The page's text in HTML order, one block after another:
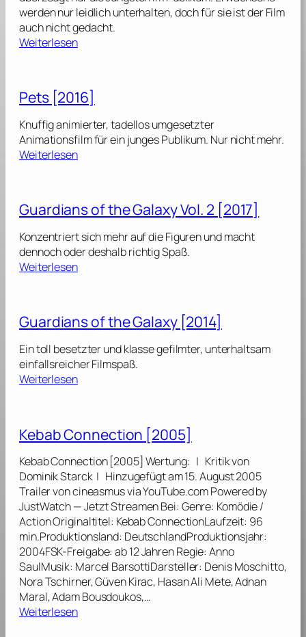
n
s
o
f
e
G
a
l
a
o
l
.
3
0
3
]
werden nur leidlich unterhalten, doch für sie ist der Film
auch nicht gedacht.
Weiterlesen:
s
2
[
2
9
]
Pets [2016]
Knuffig animierter, tadellos umgesetzter
Animationsfilm für ein junges Publikum. Nur nicht mehr.
Weiterlesen:
s
[
2
0
1
Guardians of the Galaxy Vol. 2 [2017]
Konzentriert sich mehr auf die Figuren und macht
dennoch oder deshalb richtig Spaß.
Weiterlesen:
r
d
i
a
n
f
t
h
e
G
a
l
a
x
y
V
o
l
Guardians of the Galaxy [2014]
Ein toll besetzter und klasse gefilmter, unterhaltsam
einfallsreicher Filmspaß.
Weiterlesen:
r
i
a
n
o
f
t
h
e
G
a
Kebab Connection [2005]
Kebab Connection [2005] Wertung: | Kritik von
Dominik Starck | Hinzugefügt am 15. August 2005
Trailer von cineasmus via YouTube.com Powered by
JustWatch — Jetzt Streamen Bei: Genre: Komödie /
Action Originaltitel: Kebab ConnectionLaufzeit: 96
min.Produktionsland: DeutschlandProduktionsjahr:
2004FSK-Freigabe: ab 12 Jahren Regie: Anno
SaulMusik: Marcel BarsottiDarsteller: Denis Moschitto,
Nora Tschirner, Güven Kirac, Hasan Ali Mete, Adnan
Maral, Adam Bousdoukos,…
Weiterlesen: